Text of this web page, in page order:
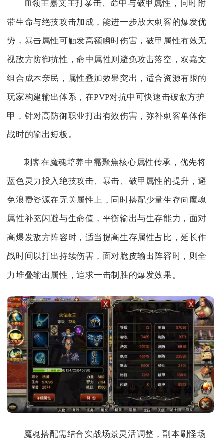
血领主嘉文主打暴击、命中与破甲属性，同时附
带生命与绝技攻击加成，能进一步放大刺客的爆发优
势，暴击属性可触发高额瞬时伤害，破甲属性有效无
视敌方防御抗性，命中属性则避免攻击落空，双嘉文
组合成本亲民，属性叠加效果突出，适合资源有限的
玩家构建输出体系，在PVP对抗中可快速击破敌方护
甲，针对高防御职业打出有效伤害，弥补刺客单体作
战时的输出短板。
刺客在魔魂培养中需聚焦核心属性传承，优先将
蓝色灵力投入绝技攻击、暴击、破甲属性的提升，避
免浪费资源在无关属性上，同时搭配少量生存向魔魂
属性补充闪避与生命值，平衡输出与生存能力，面对
高爆发敌方阵容时，适当提高生存属性占比，延长作
战时间以打出持续伤害，面对脆皮输出阵容时，则全
力堆叠输出属性，追求一击制胜的爆发效果。
魔魂搭配需结合实战场景灵活调整，副本刷怪场